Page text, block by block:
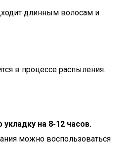
длинным волосам и
в процессе распыления.
на 8-12 часов.
можно воспользоваться